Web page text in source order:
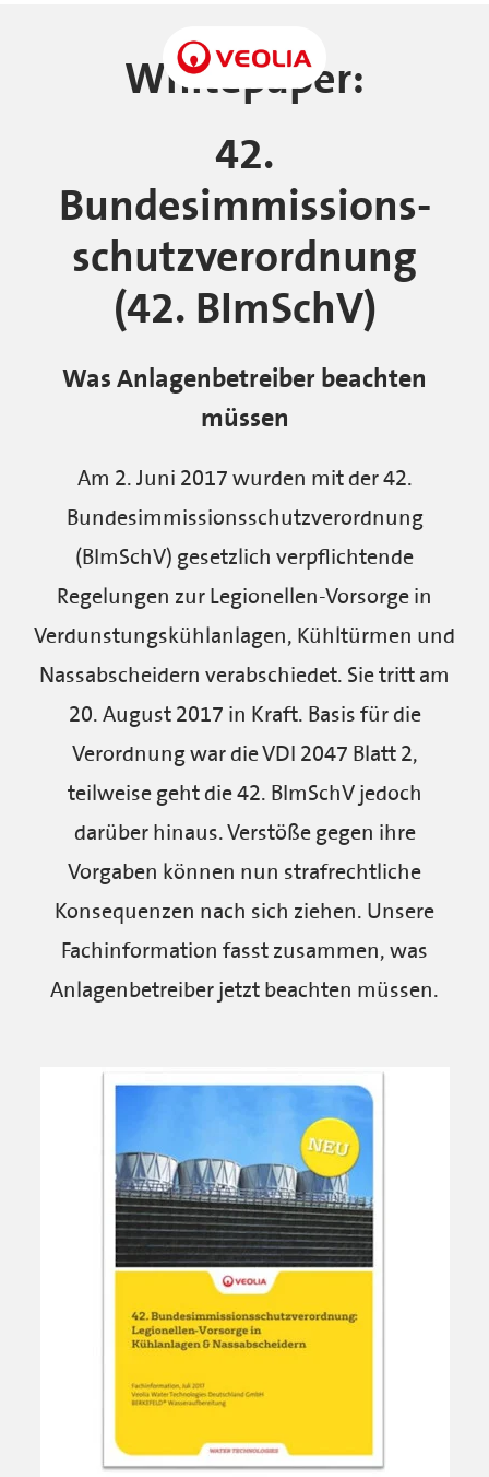
Whitepaper:
42.
Bundesimmissions-
schutzverordnung
(42. BImSchV)
Was Anlagenbetreiber beachten
müssen
Am 2. Juni 2017 wurden mit der 42.
Bundesimmissionsschutzverordnung
(BImSchV) gesetzlich verpflichtende
Regelungen zur Legionellen-Vorsorge in
Verdunstungskühlanlagen, Kühltürmen und
Nassabscheidern verabschiedet. Sie tritt am
20. August 2017 in Kraft. Basis für die
Verordnung war die VDI 2047 Blatt 2,
teilweise geht die 42. BImSchV jedoch
darüber hinaus. Verstöße gegen ihre
Vorgaben können nun strafrechtliche
Konsequenzen nach sich ziehen. Unsere
Fachinformation fasst zusammen, was
Anlagenbetreiber jetzt beachten müssen.